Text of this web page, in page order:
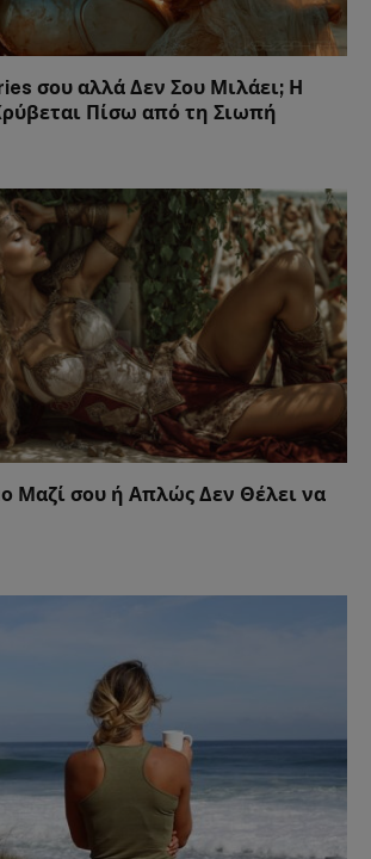
σου αλλά Δεν Σου Μιλάει; Η
Πίσω από τη Σιωπή
Μαζί σου ή Απλώς Δεν Θέλει να